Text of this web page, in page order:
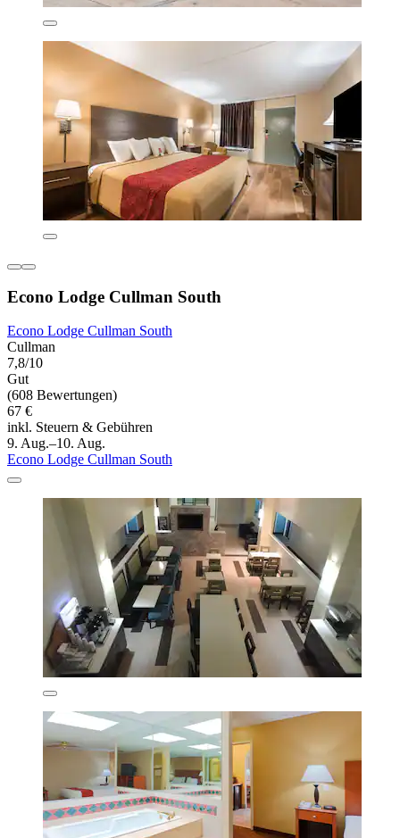
Econo Lodge Cullman South
Econo Lodge Cullman South
Cullman
7,8/10
Gut
(608 Bewertungen)
67 €
inkl. Steuern & Gebühren
9. Aug.–10. Aug.
Econo Lodge Cullman South